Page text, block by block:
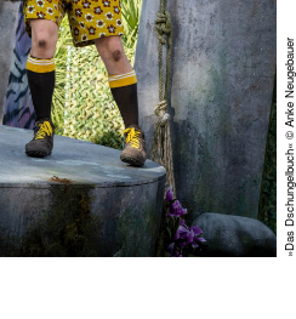
»Das Dschungelbuch« © Anke Neugebauer